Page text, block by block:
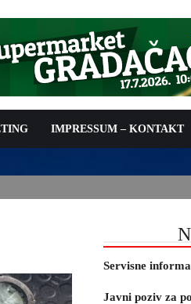
IMPRESSUM – KONTAKT
NA
MJERA
Servisne
Javni poziv za